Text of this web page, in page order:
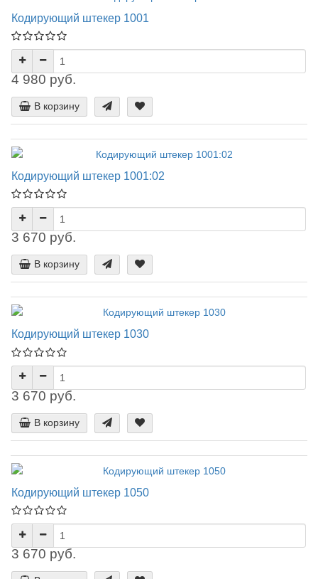
Кодирующий штекер 1001
4 980 руб.
В корзину
Кодирующий штекер 1001:02
3 670 руб.
В корзину
Кодирующий штекер 1030
3 670 руб.
В корзину
Кодирующий штекер 1050
3 670 руб.